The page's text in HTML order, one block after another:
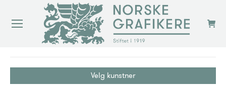
Velg kunstner